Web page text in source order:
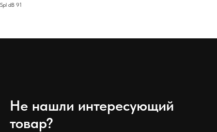
Spl dB 91
Не нашли интересующий
товар?